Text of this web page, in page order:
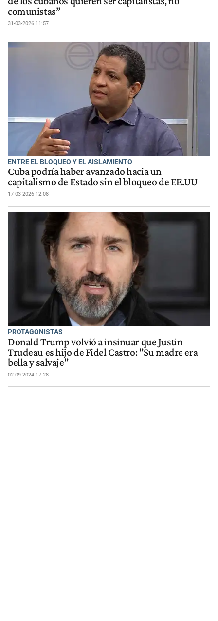
comunistas”
31-03-2026 11:57
ENTRE EL BLOQUEO Y EL AISLAMIENTO
Cuba podría haber avanzado hacia un
capitalismo de Estado sin el bloqueo de EE.UU
17-03-2026 12:08
PROTAGONISTAS
Donald Trump volvió a insinuar que Justin
Trudeau es hijo de Fidel Castro: "Su madre era
bella y salvaje"
02-09-2024 17:28